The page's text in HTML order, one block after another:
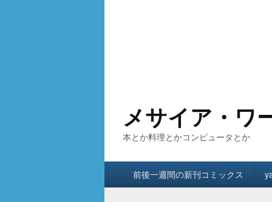
メサイア・ワ
本とか料理とかコンピュータとか
前後一週間の新刊コミックス